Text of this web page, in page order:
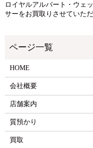
ロイヤルアルバート・ウェ
サーをお買取りさせていただ
HOME
会社概要
店舗案内
質預かり
買取